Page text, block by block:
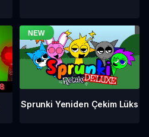
Sprunki Yeniden Çekim Lüks